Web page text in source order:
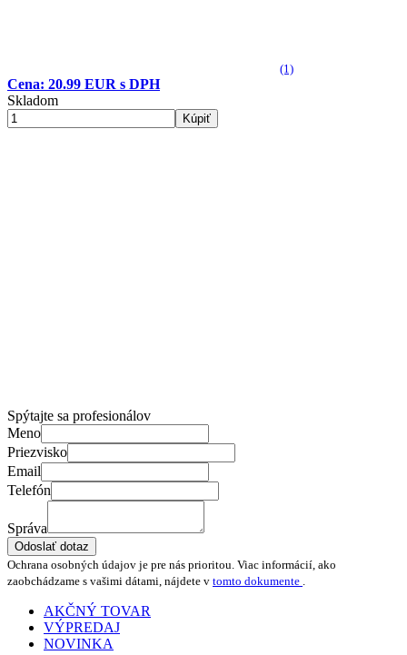
(1)
Cena: 20.99 EUR s DPH
Skladom
Kúpiť
Spýtajte sa profesionálov
Meno
Priezvisko
Email
Telefón
Správa
Odoslať dotaz
Ochrana osobných údajov je pre nás prioritou. Viac informácií, ako
zaobchádzame s vašimi dátami, nájdete v tomto dokumente .
AKČNÝ TOVAR
VÝPREDAJ
NOVINKA